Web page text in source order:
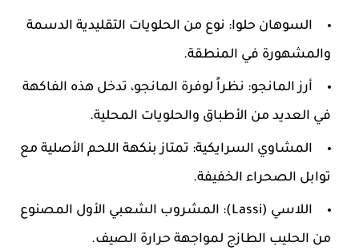
السوهان حلوا: نوع من الحلويات التقليدية الدسمة
والمشهورة في المنطقة.
أرز المانجو: نظراً لوفرة المانجو، تدخل هذه الفاكهة
في العديد من الأطباق والحلويات المحلية.
المشاوي السرايكية: تمتاز بنكهة اللحم الأصلية مع
توابل الصحراء الخفيفة.
اللاسي (Lassi):
المشروب الشعبي الأول المصنوع
من الحليب الطازج لمواجهة حرارة الصيف.